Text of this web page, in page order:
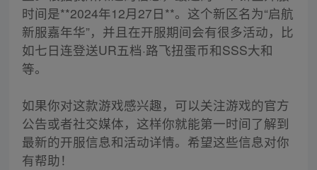
时间是**2024年12月27日**。这个新区名为“启航
新服嘉年华”，并且在开服期间会有很多活动，比
如七日连登送UR五档·路飞扭蛋币和SSS大和
等。
如果你对这款游戏感兴趣，可以关注游戏的官方
公告或者社交媒体，这样你就能第一时间了解到
最新的开服信息和活动详情。希望这些信息对你
有帮助！